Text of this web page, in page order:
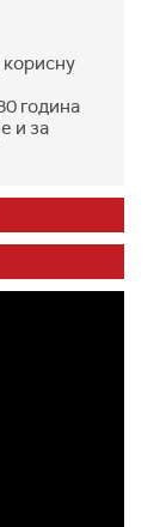
корисну
година
и за